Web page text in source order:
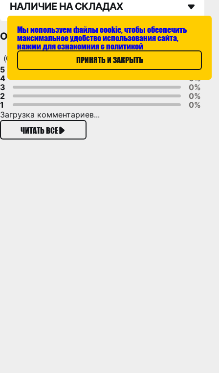
НАЛИЧИЕ НА СКЛАДАХ
ОТЗЫВЫ
(0)
5
100%
4
0%
3
0%
2
0%
1
0%
Загрузка комментариев...
ЧИТАТЬ ВСЕ
Мы используем файлы cookie, чтобы обеспечить
максимальное удобство использования сайта,
нажми для ознакомния с политикой
ПРИНЯТЬ И ЗАКРЫТЬ